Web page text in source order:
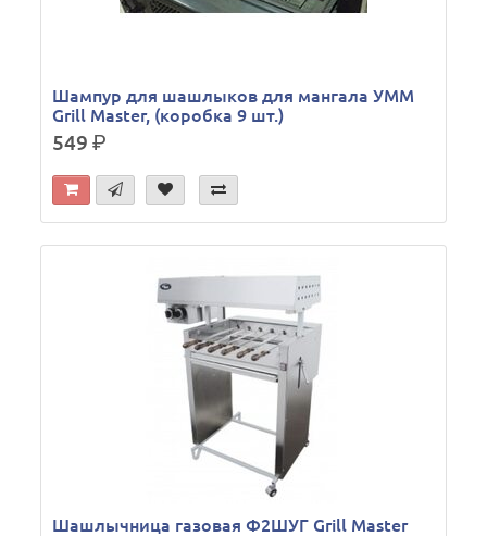
Шампур для шашлыков для мангала УММ
Grill Master, (коробка 9 шт.)
549р.
Шашлычница газовая Ф2ШУГ Grill Master